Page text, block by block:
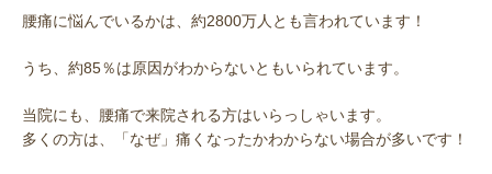
腰痛に悩んでいるかは、約2800万人とも言われています！
うち、約85％は原因がわからないともいられています。
当院にも、腰痛で来院される方はいらっしゃいます。
多くの方は、「なぜ」痛くなったかわからない場合が多いです！